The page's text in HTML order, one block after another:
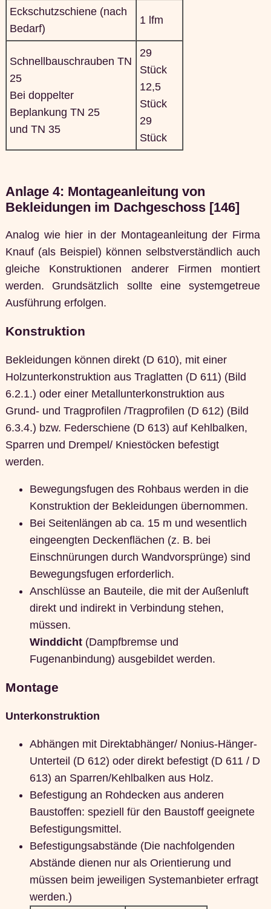
Eckschutzschiene (nach
Bedarf)
1 lfm
Schnellbauschrauben TN
25
Bei doppelter
Beplankung TN 25
und TN 35
29
Stück
12,5
Stück
29
Stück
Anlage 4: Montageanleitung von
Bekleidungen im Dachgeschoss [146]
Analog wie hier in der Montageanleitung der Firma
Knauf (als Beispiel) können selbstverständlich auch
gleiche Konstruktionen anderer Firmen montiert
werden. Grundsätzlich sollte eine systemgetreue
Ausführung erfolgen.
Konstruktion
Bekleidungen können direkt (D 610), mit einer
Holzunterkonstruktion aus Traglatten (D 611) (Bild
6.2.1.) oder einer Metallunterkonstruktion aus
Grund- und Tragprofilen /Tragprofilen (D 612) (Bild
6.3.4.) bzw. Federschiene (D 613) auf Kehlbalken,
Sparren und Drempel/ Kniestöcken befestigt
werden.
Bewegungsfugen des Rohbaus werden in die
Konstruktion der Bekleidungen übernommen.
Bei Seitenlängen ab ca. 15 m und wesentlich
eingeengten Deckenflächen (z. B. bei
Einschnürungen durch Wandvorsprünge) sind
Bewegungsfugen erforderlich.
Anschlüsse an Bauteile, die mit der Außenluft
direkt und indirekt in Verbindung stehen,
müssen.
Winddicht(Dampfbremse und
Fugenanbindung) ausgebildet werden.
Montage
Unterkonstruktion
Abhängen mit Direktabhänger/ Nonius-Hänger-
Unterteil (D 612) oder direkt befestigt (D 611 / D
613) an Sparren/Kehlbalken aus Holz.
Befestigung an Rohdecken aus anderen
Baustoffen: speziell für den Baustoff geeignete
Befestigungsmittel.
Befestigungsabstände (Die nachfolgenden
Abstände dienen nur als Orientierung und
müssen beim jeweiligen Systemanbieter erfragt
werden.)